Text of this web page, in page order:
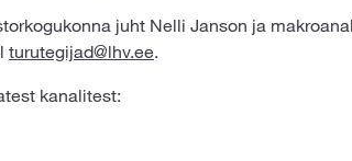
juht Nelli Janson ja
turutegijad@lhv.ee.
kanalitest: